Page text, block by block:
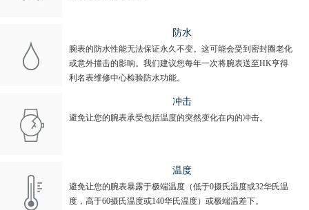
防水
腕表的防水性能无法保证永久不变。这可能会受到密封圈老化
或意外撞击的影响。我们建议您每年一次将腕表送至HK亨得
利名表维修中心检验防水功能。
冲击
避免让您的腕表承受包括温度的突然变化在内的冲击。
温度
避免让您的腕表暴露于极端温度（低于0摄氏温度或32华氏温
度，高于60摄氏温度或140华氏温度）或极端温差下。